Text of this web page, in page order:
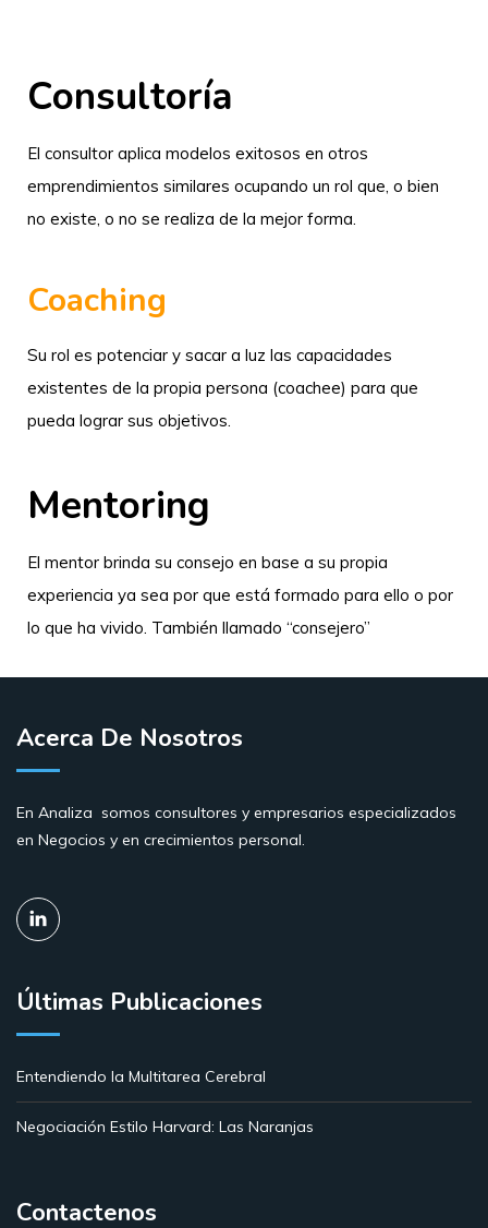
Consultoría
El consultor aplica modelos exitosos en otros
emprendimientos similares ocupando un rol que, o bien
no existe, o no se realiza de la mejor forma.
Coaching
Su rol es potenciar y sacar a luz las capacidades
existentes de la propia persona (coachee) para que
pueda lograr sus objetivos.
Mentoring
El mentor brinda su consejo en base a su propia
experiencia ya sea por que está formado para ello o por
lo que ha vivido. También llamado “consejero”
Acerca De Nosotros
En Analiza somos consultores y empresarios especializados
en Negocios y en crecimientos personal.
Últimas Publicaciones
Entendiendo la Multitarea Cerebral
Negociación Estilo Harvard: Las Naranjas
Contactenos